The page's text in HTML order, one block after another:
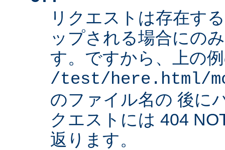
リクエストは存在す
ップされる場合にの
す。ですから、上の
/test/here.html/
のファイル名の 後に
クエストには 404
返ります。